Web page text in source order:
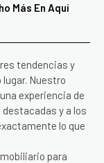
Más En Aquí
tendencias y
lugar. Nuestro
experiencia de
y a los
lo que
para